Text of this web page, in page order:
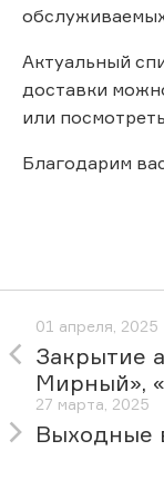
Актуальный
доставки
или
Благодарим
01 апреля, 2025
Закрытие
Мирный»,
27 марта, 2025
Выходные